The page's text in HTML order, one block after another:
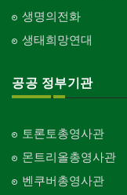
생명의전화
생태희망연대
공공 정부기관
토론토총영사관
몬트리올총영사관
벤쿠버총영사관